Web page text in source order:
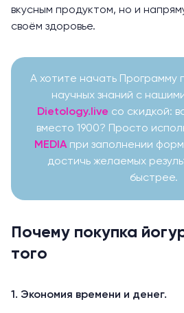
вкусным продуктом, но и
своём здоровье.
А хотите начать Программу
научных знаний с
Dietology.live со скидкой:
вместо 1900? Просто
MEDIA при заполнении
достичь желаемых
быстрее.
Почему покупка
того
1. Экономия времени и денег.